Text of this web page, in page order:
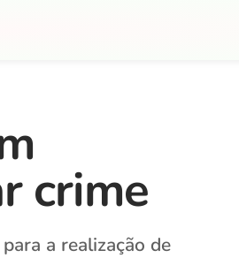
crime
a realização de